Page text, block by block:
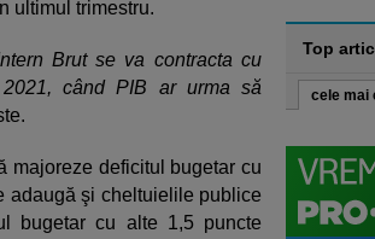
ultimul trimestru.
Brut se va contracta cu
când PIB ar urma să
majoreze deficitul bugetar cu
adaugă şi cheltuielile publice
bugetar cu alte 1,5 puncte
Top
cele mai